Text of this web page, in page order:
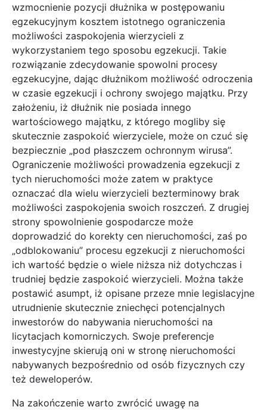
wzmocnienie pozycji dłużnika w postępowaniu
egzekucyjnym kosztem istotnego ograniczenia
możliwości zaspokojenia wierzycieli z
wykorzystaniem tego sposobu egzekucji. Takie
rozwiązanie zdecydowanie spowolni procesy
egzekucyjne, dając dłużnikom możliwość odroczenia
w czasie egzekucji i ochrony swojego majątku. Przy
założeniu, iż dłużnik nie posiada innego
wartościowego majątku, z którego mogliby się
skutecznie zaspokoić wierzyciele, może on czuć się
bezpiecznie „pod płaszczem ochronnym wirusa”.
Ograniczenie możliwości prowadzenia egzekucji z
tych nieruchomości może zatem w praktyce
oznaczać dla wielu wierzycieli bezterminowy brak
możliwości zaspokojenia swoich roszczeń. Z drugiej
strony spowolnienie gospodarcze może
doprowadzić do korekty cen nieruchomości, zaś po
„odblokowaniu” procesu egzekucji z nieruchomości
ich wartość będzie o wiele niższa niż dotychczas i
trudniej będzie zaspokoić wierzycieli. Można także
postawić asumpt, iż opisane przeze mnie legislacyjne
utrudnienie skutecznie zniechęci potencjalnych
inwestorów do nabywania nieruchomości na
licytacjach komorniczych. Swoje preferencje
inwestycyjne skierują oni w stronę nieruchomości
nabywanych bezpośrednio od osób fizycznych czy
też deweloperów.
Na zakończenie warto zwrócić uwagę na